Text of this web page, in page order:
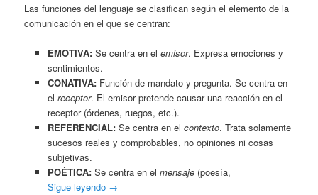
Las funciones del lenguaje se clasifican según el elemento de la
comunicación en el que se centran:
EMOTIVA:Se centra en el emisor. Expresa emociones y
sentimientos.
CONATIVA:Función de mandato y pregunta. Se centra en
el receptor. El emisor pretende causar una reacción en el
receptor (órdenes, ruegos, etc.).
REFERENCIAL:Se centra en el contexto. Trata solamente
sucesos reales y comprobables, no opiniones ni cosas
subjetivas.
POÉTICA:Se centra en el mensaje(poesía,
Sigue leyendo →